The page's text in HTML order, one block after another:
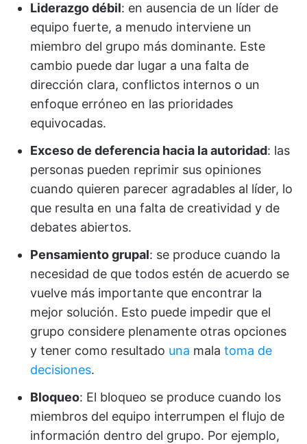
Liderazgo débil: en ausencia de un líder de
equipo fuerte, a menudo interviene un
miembro del grupo más dominante. Este
cambio puede dar lugar a una falta de
dirección clara, conflictos internos o un
enfoque erróneo en las prioridades
equivocadas.
Exceso de deferencia hacia la autoridad: las
personas pueden reprimir sus opiniones
cuando quieren parecer agradables al líder, lo
que resulta en una falta de creatividad y de
debates abiertos.
Pensamiento grupal: se produce cuando la
necesidad de que todos estén de acuerdo se
vuelve más importante que encontrar la
mejor solución. Esto puede impedir que el
grupo considere plenamente otras opciones
y tener como resultado una mala toma de
decisiones.
Bloqueo: El bloqueo se produce cuando los
miembros del equipo interrumpen el flujo de
información dentro del grupo. Por ejemplo,